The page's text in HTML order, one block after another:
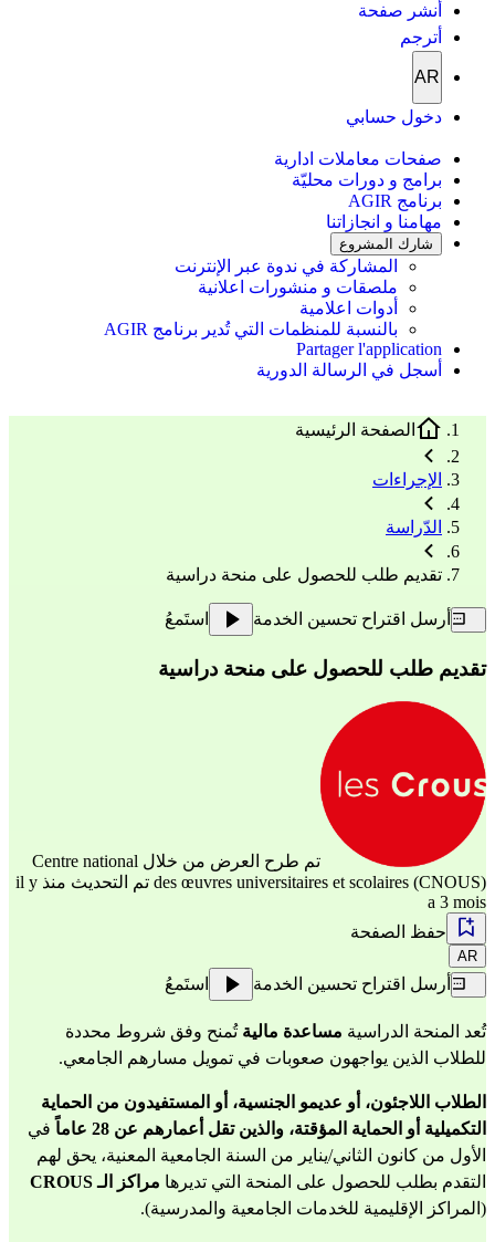
أنشر صفحة
أترجم
AR
دخول حسابي
صفحات معاملات ادارية
برامج و دورات محليّة
برنامج AGIR
مهامنا و انجازاتنا
شارك المشروع
المشاركة في ندوة عبر الإنترنت
ملصقات و منشورات اعلانية
أدوات اعلامية
بالنسبة للمنظمات التي تُدير برنامج AGIR
Partager l'application
أسجل في الرسالة الدورية
الصفحة الرئيسية
الإجراءات
الدّراسة
تقديم طلب للحصول على منحة دراسية
أرسل اقتراح تحسين الخدمة استَمعُ
تقديم طلب للحصول على منحة دراسية
تم طرح العرض من خلال Centre national
des œuvres universitaires et scolaires (CNOUS)
تم التحديث منذ il y
a 3 mois
حفظ الصفحة
AR
أرسل اقتراح تحسين الخدمة استَمعُ
تُعد المنحة الدراسية مساعدة مالية
للطلاب الذين يواجهون صعوبات في تمويل مسارهم الجامعي.
التكميلية أو الحماية المؤقتة، والذين تقل أعمارهم عن 28 عاماً
التقدم بطلب للحصول على المنحة التي تديرها مراكز الـ CROUS
(المراكز الإقليمية للخدمات الجامعية والمدرسية).